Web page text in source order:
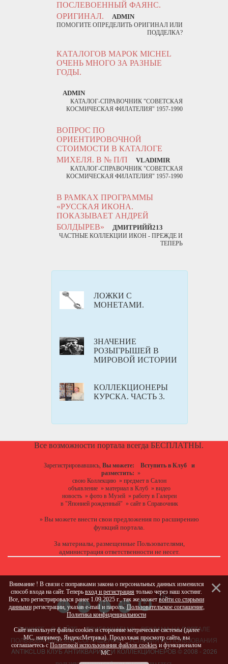
ПОСЛЕВОЕННЫЙ ФАЯНС.
ОРИГИНАЛ.
ADMIN
ПОМОГИТЕ ОПРЕДЕЛИТЬ ОРИГИНАЛ ИЛИ
ПОДДЕЛКА?
КАТАЛОГОВ МАРОК MICHEL
ОЧЕНЬ МНОГО ЗА РАЗНЫЕ
ГОДЫ.
ADMIN
КАТАЛОГ-СПРАВОЧНИК "СОВЕТСКАЯ
КОСМИЧЕСКАЯ ФИЛАТЕЛИЯ" 1957-1990
ВОПРОС ПО
ОРИЕНТИРОВОЧНОЙ
СТОИМОСТИ В КАТАЛОГЕ
МИХЕЛЯ. В № П/П
VLADIMIR
КАТАЛОГ-СПРАВОЧНИК "СОВЕТСКАЯ
КОСМИЧЕСКАЯ ФИЛАТЕЛИЯ" 1957-1990
В РАМКАХ ПРОГРАММЫ
«РУССКАЯ ИКОНА.
ПОКАЗЫВАЕТ АНДРЕЙ
БОЛДЫРЕВ»
ДМИТРИЙЙ213
ЧАСТНЫЕ КОЛЛЕКЦИИ ИКОН - ПРЕЖДЕ И
ТЕПЕРЬ
ЛОЖКИ С
МОНЕТАМИ.
ЗНАЧЕНИЕ
РОЗЫГРЫШЕЙ В
МИРОВОЙ ИСТОРИИ
КОЛЛЕКЦИОНЕРЫ
КУРСКА. ЧАСТЬ 3.
Все возможности портала всегда БЕСПЛАТНЫ.
Зарегистрировавшись, Вы можете: Вступить в Клуб
и
разместить: »
свою Коллекцию» предмет в Салон
объявление» материал в Клуб» видео
новость» фото в Музей» работу в Галереи
в "Японией рожденный" » сайт в Справочник
» Вы можете внести свои предложенияпо расширению
функций портала.
За материалы, размещенные Пользователями,
администрация ответственности не несет.
ПИШИТЕ О САЙТЕ ПРИГЛАШАЕМ !!! РЕКЛАМА НА ПОРТАЛЕ
ПОЛЬЗОВАТЕЛЬСКОЕ СОГЛАШЕНИЕ
УСЛОВИЯ ИСПОЛЬЗОВАНИЯ
ANTIKCLUB КЛУБ АНТИКВАРИЕВ И КОЛЛЕКЦИОНЕРОВ © 2008 - 2026
Внимание ! В связи с поправками закона о персональных данных изменился
способ входа на сайт. Теперь вход и регистрация только через наш хостинг.
Все, кто регистрировался ранее 1.09.2025 г., так же может войти со старыми
даннымирегистрации, указав e-mail и пароль.Пользовательское соглашение,
Политика конфиденциальности
Сайт использует файлы cookies и сторонние метрические системы (далее
МС, например, ЯндексМетрика). Продолжая просмотр сайта, вы
соглашаетесь с Политикой использования файлов cookies и функционалом
МС.